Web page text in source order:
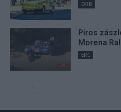
ORB
Piros
Morena
ERC